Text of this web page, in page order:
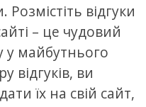
відгуки
– це чудовий
у майбутнього
відгуків, ви
їх на свій сайт,